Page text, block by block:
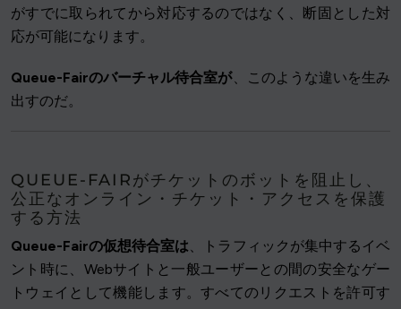
がすでに取られてから対応するのではなく、断固とした対
応が可能になります。
Queue-Fairのバーチャル待合室が、このような違いを生み
出すのだ。
QUEUE-FAIRがチケットのボットを阻止し、
公正なオンライン・チケット・アクセスを保護
する方法
Queue-Fairの仮想待合室は、トラフィックが集中するイベ
ント時に、Webサイトと一般ユーザーとの間の安全なゲー
トウェイとして機能します。すべてのリクエストを許可す